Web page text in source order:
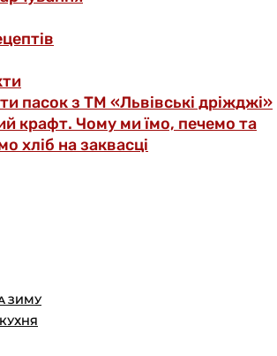
пасок з ТМ «Львівські дріжджі»
крафт. Чому ми їмо, печемо та
хліб на заквасці
ЗИМУ